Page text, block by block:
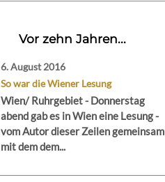
Vor zehn Jahren...
6. August 2016
So war die Wiener Lesung
Wien/ Ruhrgebiet - Donnerstag
abend gab es in Wien eine Lesung -
vom Autor dieser Zeilen gemeinsam
mit dem dem...